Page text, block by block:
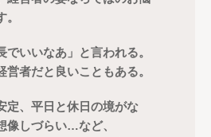
でいいなあ」と言われる。
営者だと良いこともある。
定、平日と休日の境がな
像しづらい…など、